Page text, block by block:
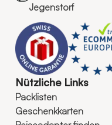
Jegenstorf
Nützliche Links
Packlisten
Geschenkkarten